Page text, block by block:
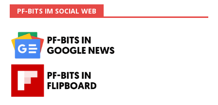
PF-BITS IM SOCIAL WEB